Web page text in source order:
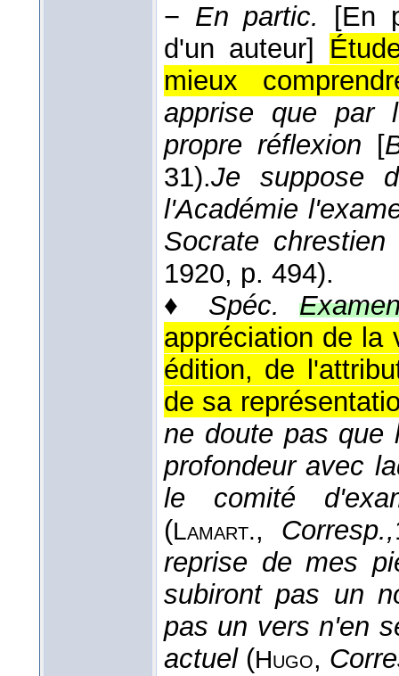
− En partic.
[En
d'un auteur]
mieux
apprise que par
propre réflexion
[
31).Je suppose
l'Académie
Socrate chrestien
1920, p. 494).
♦ Spéc.
appréciation de la
édition, de
de sa
ne doute pas que
profondeur avec
le comité
(Lamart., Corresp.,
reprise de mes
subiront pas un
pas un vers n'en
actuel(Hugo,